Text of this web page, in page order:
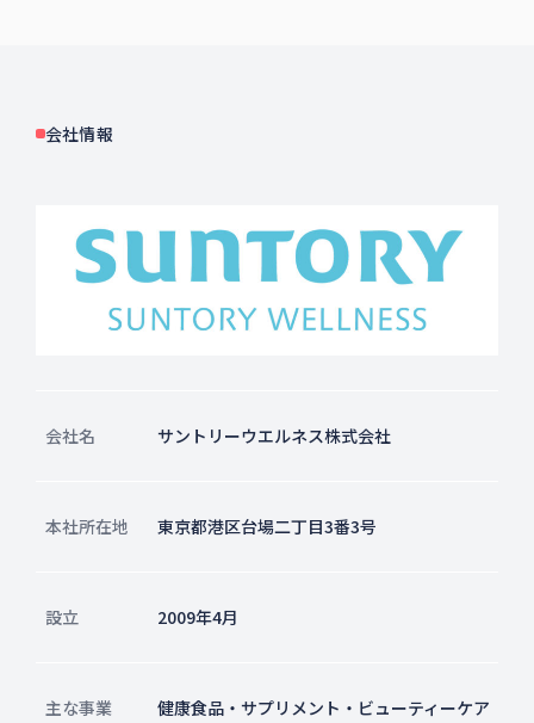
会社情報
会社名 サントリーウエルネス株式会社
本社所在地 東京都港区台場二丁目3番3号
設立 2009年4月
主な事業
健康食品・サプリメント・ビューティーケア